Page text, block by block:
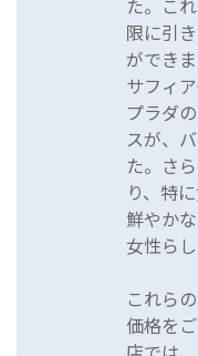
た。こ
限に引
ができま
サフィ
プラダ
スが、
た。さ
り、特
鮮やか
女性ら
これら
価格を